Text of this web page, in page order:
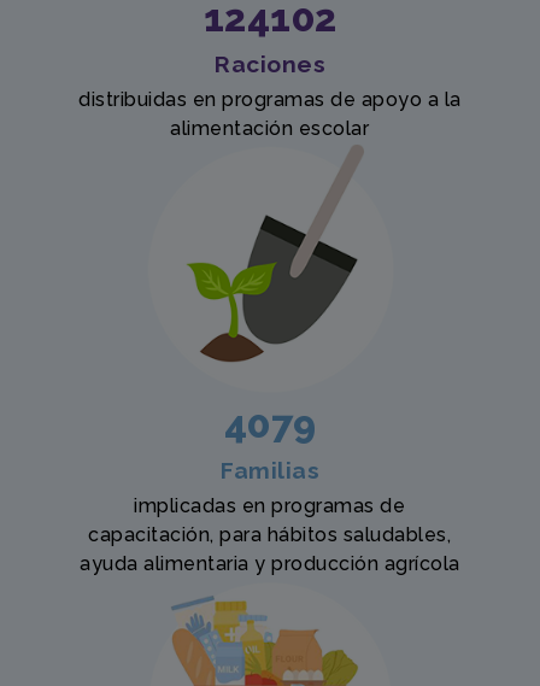
124102
Raciones
distribuidas en programas de apoyo a la
alimentación escolar
4079
Familias
implicadas en programas de
capacitación, para hábitos saludables,
ayuda alimentaria y producción agrícola